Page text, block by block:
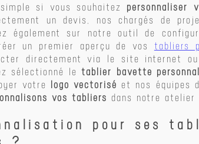
si vous souhaitez personnaliser
un devis, nos chargés de
également sur notre outil de
un premier aperçu de vos tabliers
directement via le site internet
sélectionné letablier bavette
votre logo vectorisé et nos équipes
vos tabliers dans notre atelier
pour ses